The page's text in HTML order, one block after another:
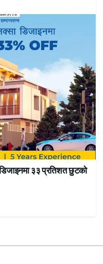
डिजाइनमा ३३ प्रतिशत छुटको